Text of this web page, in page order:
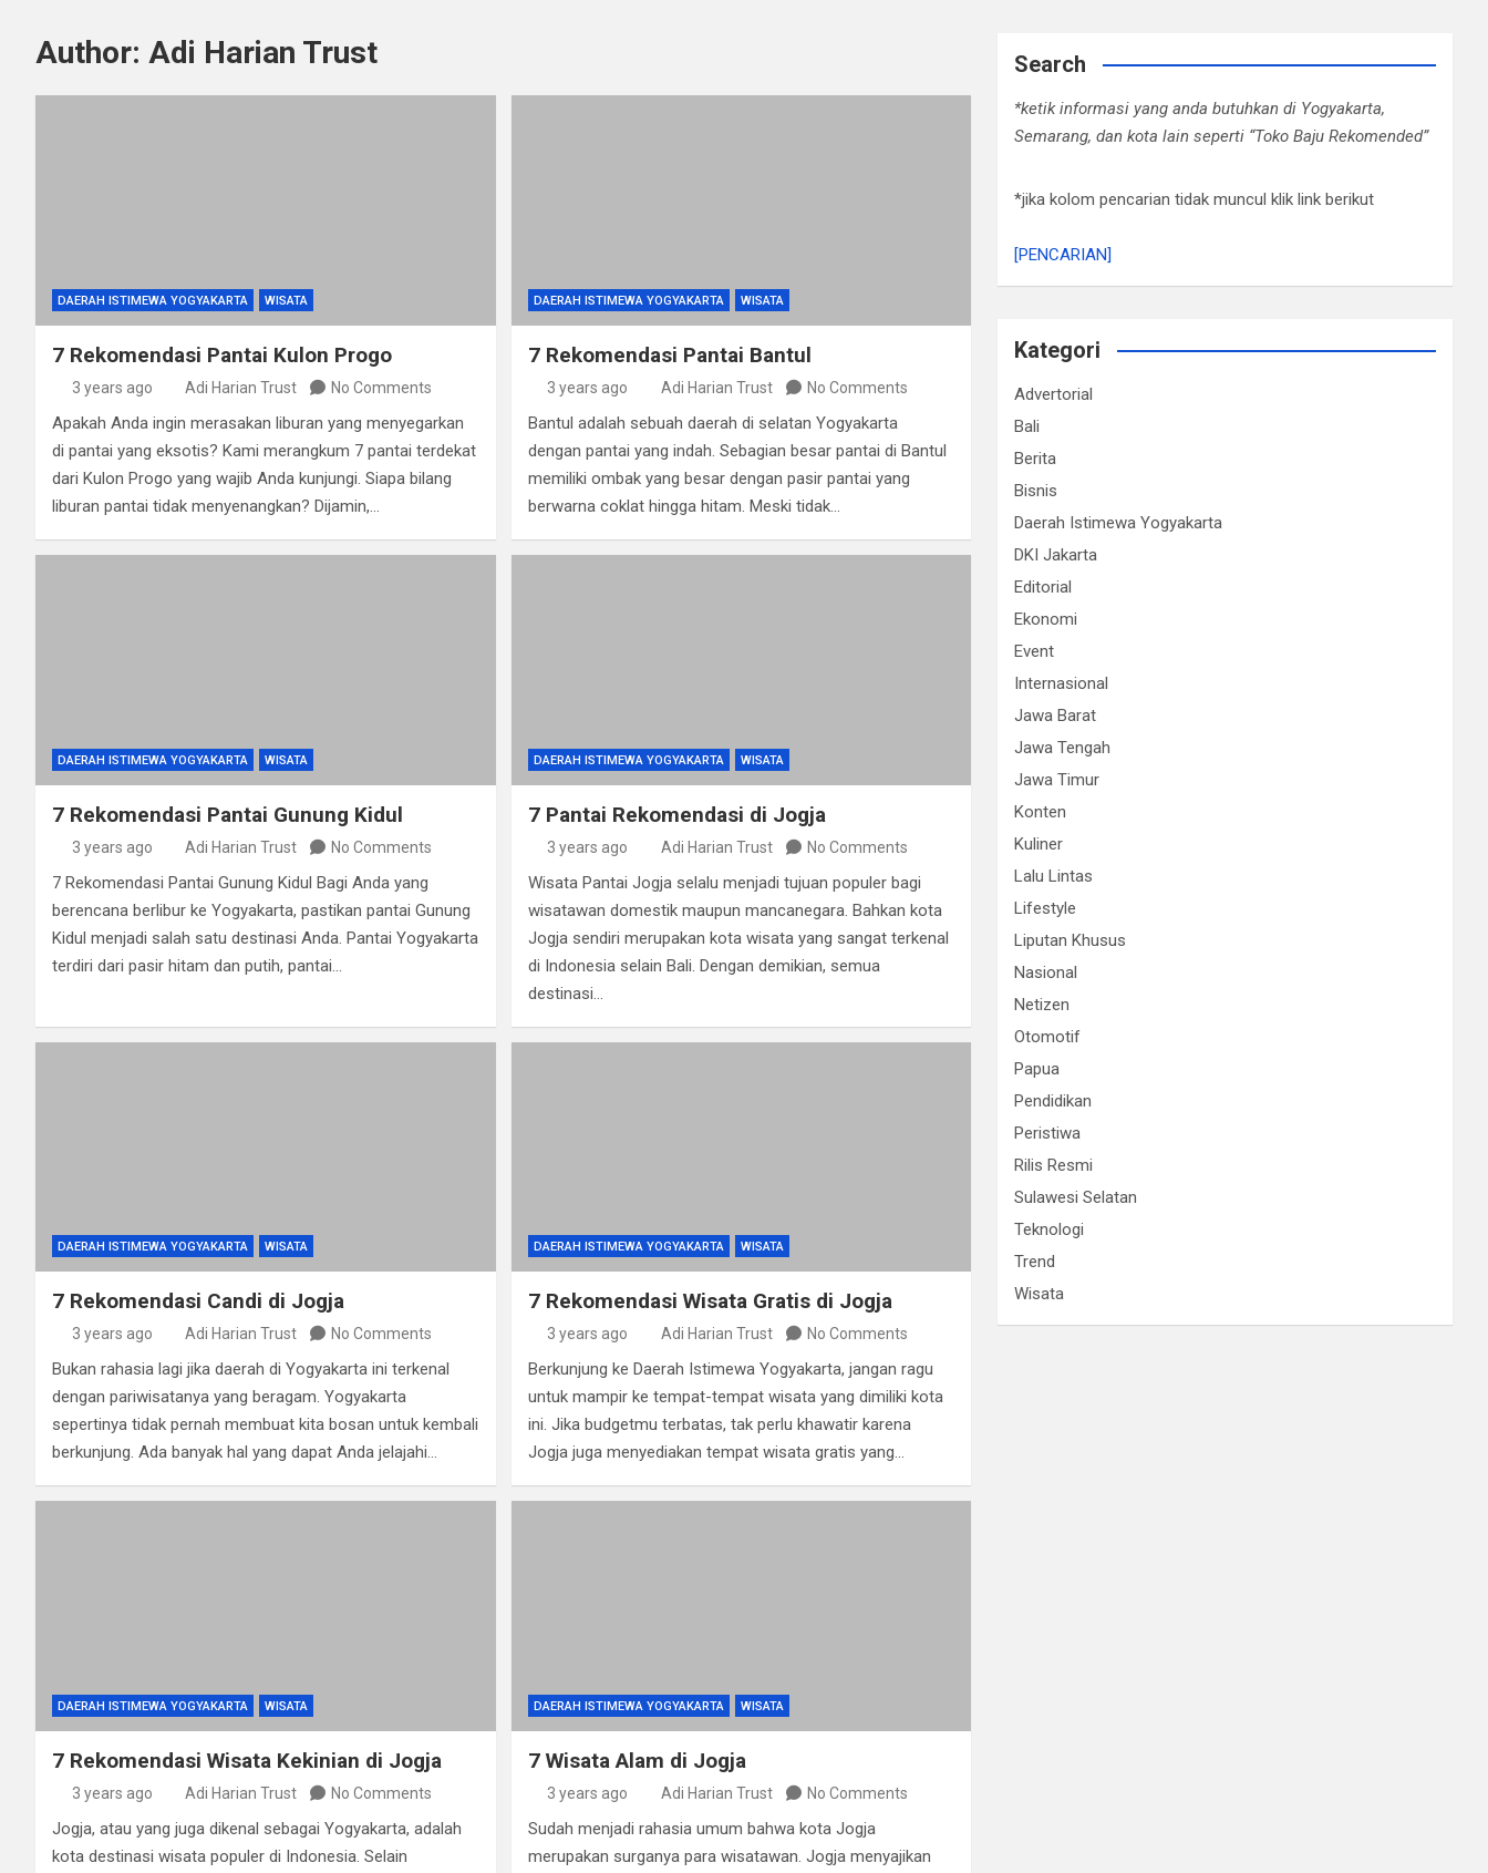
Author: Adi Harian Trust
DAERAH ISTIMEWA YOGYAKARTA WISATA
7 Rekomendasi Pantai Kulon Progo
3 years ago Adi Harian Trust No Comments
Apakah Anda ingin merasakan liburan yang menyegarkan
di pantai yang eksotis? Kami merangkum 7 pantai terdekat
dari Kulon Progo yang wajib Anda kunjungi. Siapa bilang
liburan pantai tidak menyenangkan? Dijamin,…
DAERAH ISTIMEWA YOGYAKARTA WISATA
7 Rekomendasi Pantai Bantul
3 years ago Adi Harian Trust No Comments
Bantul adalah sebuah daerah di selatan Yogyakarta
dengan pantai yang indah. Sebagian besar pantai di Bantul
memiliki ombak yang besar dengan pasir pantai yang
berwarna coklat hingga hitam. Meski tidak…
DAERAH ISTIMEWA YOGYAKARTA WISATA
7 Rekomendasi Pantai Gunung Kidul
3 years ago Adi Harian Trust No Comments
7 Rekomendasi Pantai Gunung Kidul Bagi Anda yang
berencana berlibur ke Yogyakarta, pastikan pantai Gunung
Kidul menjadi salah satu destinasi Anda. Pantai Yogyakarta
terdiri dari pasir hitam dan putih, pantai…
DAERAH ISTIMEWA YOGYAKARTA WISATA
7 Pantai Rekomendasi di Jogja
3 years ago Adi Harian Trust No Comments
Wisata Pantai Jogja selalu menjadi tujuan populer bagi
wisatawan domestik maupun mancanegara. Bahkan kota
Jogja sendiri merupakan kota wisata yang sangat terkenal
di Indonesia selain Bali. Dengan demikian, semua
destinasi…
DAERAH ISTIMEWA YOGYAKARTA WISATA
7 Rekomendasi Candi di Jogja
3 years ago Adi Harian Trust No Comments
Bukan rahasia lagi jika daerah di Yogyakarta ini terkenal
dengan pariwisatanya yang beragam. Yogyakarta
sepertinya tidak pernah membuat kita bosan untuk kembali
berkunjung. Ada banyak hal yang dapat Anda jelajahi…
DAERAH ISTIMEWA YOGYAKARTA WISATA
7 Rekomendasi Wisata Gratis di Jogja
3 years ago Adi Harian Trust No Comments
Berkunjung ke Daerah Istimewa Yogyakarta, jangan ragu
untuk mampir ke tempat-tempat wisata yang dimiliki kota
ini. Jika budgetmu terbatas, tak perlu khawatir karena
Jogja juga menyediakan tempat wisata gratis yang…
DAERAH ISTIMEWA YOGYAKARTA WISATA
7 Rekomendasi Wisata Kekinian di Jogja
3 years ago Adi Harian Trust No Comments
Jogja, atau yang juga dikenal sebagai Yogyakarta, adalah
kota destinasi wisata populer di Indonesia. Selain
DAERAH ISTIMEWA YOGYAKARTA WISATA
7 Wisata Alam di Jogja
3 years ago Adi Harian Trust No Comments
Sudah menjadi rahasia umum bahwa kota Jogja
merupakan surganya para wisatawan. Jogja menyajikan
Search
*ketik informasi yang anda butuhkan di Yogyakarta,
Semarang, dan kota lain seperti “Toko Baju Rekomended”
*jika kolom pencarian tidak muncul klik link berikut
[PENCARIAN]
Kategori
Advertorial
Bali
Berita
Bisnis
Daerah Istimewa Yogyakarta
DKI Jakarta
Editorial
Ekonomi
Event
Internasional
Jawa Barat
Jawa Tengah
Jawa Timur
Konten
Kuliner
Lalu Lintas
Lifestyle
Liputan Khusus
Nasional
Netizen
Otomotif
Papua
Pendidikan
Peristiwa
Rilis Resmi
Sulawesi Selatan
Teknologi
Trend
Wisata